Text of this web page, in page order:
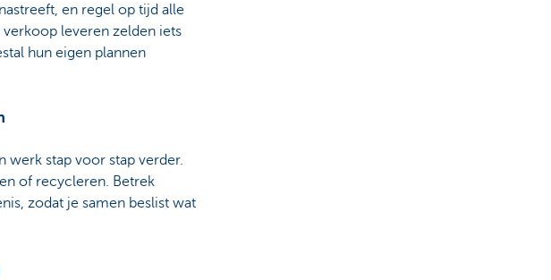
en regel op tijd alle
leveren zelden iets
hun eigen plannen
stap voor stap verder.
of recycleren. Betrek
zodat je samen beslist wat